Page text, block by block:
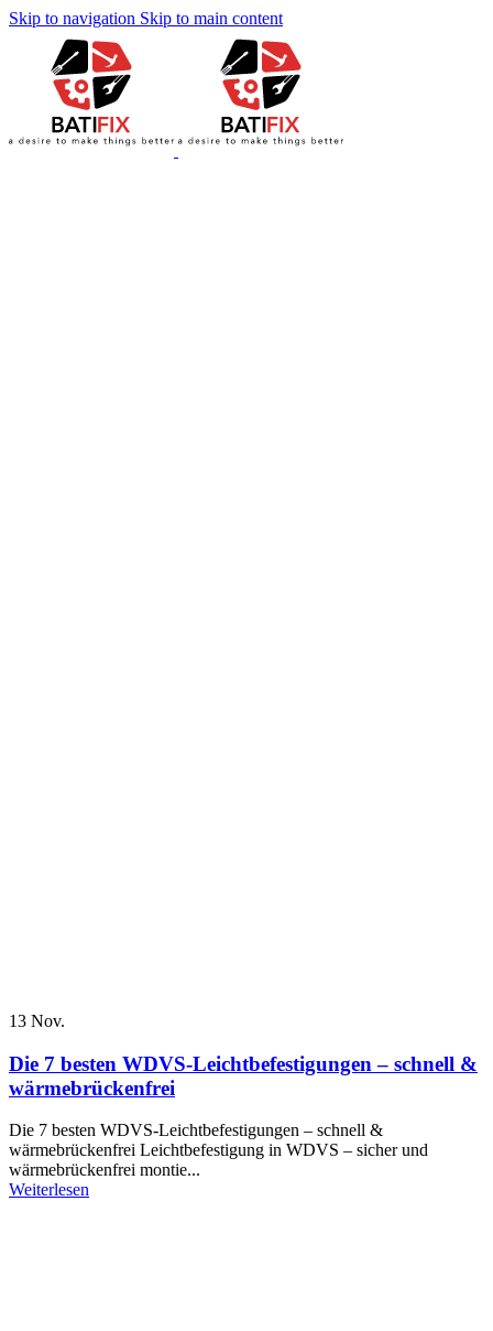
Skip to navigation Skip to main content
13 Nov.
Die 7 besten WDVS-Leichtbefestigungen – schnell &
wärmebrückenfrei
Die 7 besten WDVS-Leichtbefestigungen – schnell &
wärmebrückenfrei Leichtbefestigung in WDVS – sicher und
wärmebrückenfrei montie...
Weiterlesen